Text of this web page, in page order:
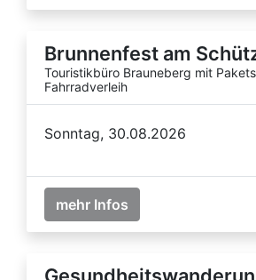
Brunnenfest am
Touristikbüro Brauneberg mit
Fahrradverleih
Sonntag, 30.08.2026
mehr Infos